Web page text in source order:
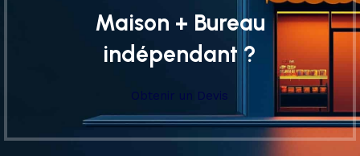
Maison + Bureau
indépendant ?
Obtenir un Devis